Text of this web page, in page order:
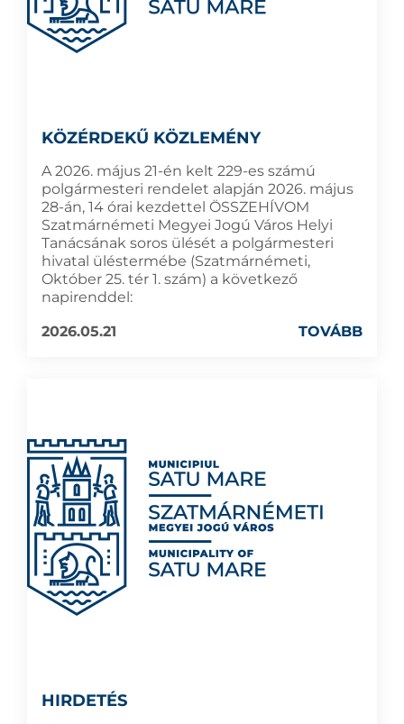
KÖZÉRDEKŰ KÖZLEMÉNY
A 2026. május 21-én kelt 229-es számú
polgármesteri rendelet alapján 2026. május
28-án, 14 órai kezdettel ÖSSZEHÍVOM
Szatmárnémeti Megyei Jogú Város Helyi
Tanácsának soros ülését a polgármesteri
hivatal üléstermébe (Szatmárnémeti,
Október 25. tér 1. szám) a következő
napirenddel:
2026.05.21
TOVÁBB
HIRDETÉS